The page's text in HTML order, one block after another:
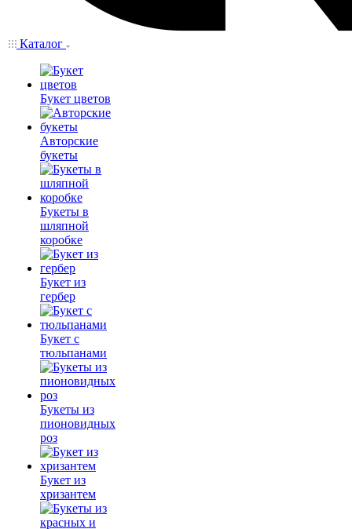
Каталог
Букет цветов
Авторские
букеты
Букеты в
шляпной
коробке
Букет из
гербер
Букет с
тюльпанами
Букеты из
пионовидных
роз
Букет из
хризантем